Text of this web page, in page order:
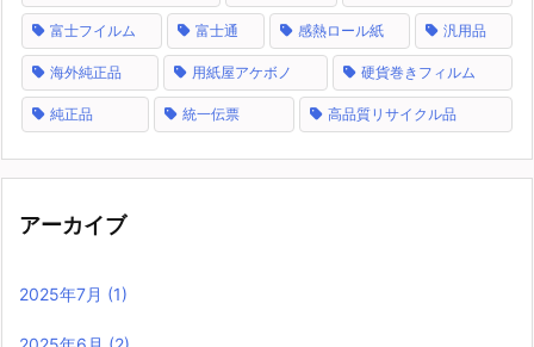
富士フイルム 富士通 感熱ロール紙 汎用品
海外純正品 用紙屋アケボノ 硬貨巻きフィルム
純正品 統一伝票 高品質リサイクル品
アーカイブ
2025年7月 (1)